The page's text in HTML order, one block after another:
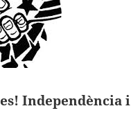
Independència i